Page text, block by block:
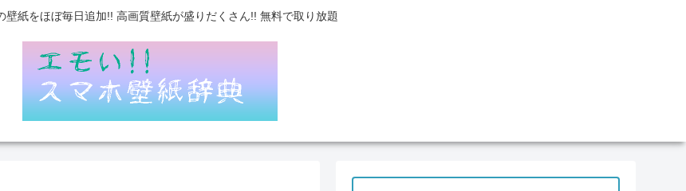
壁紙をほぼ毎日追加!! 高画質壁紙が盛りだくさん!! 無料で取り放題